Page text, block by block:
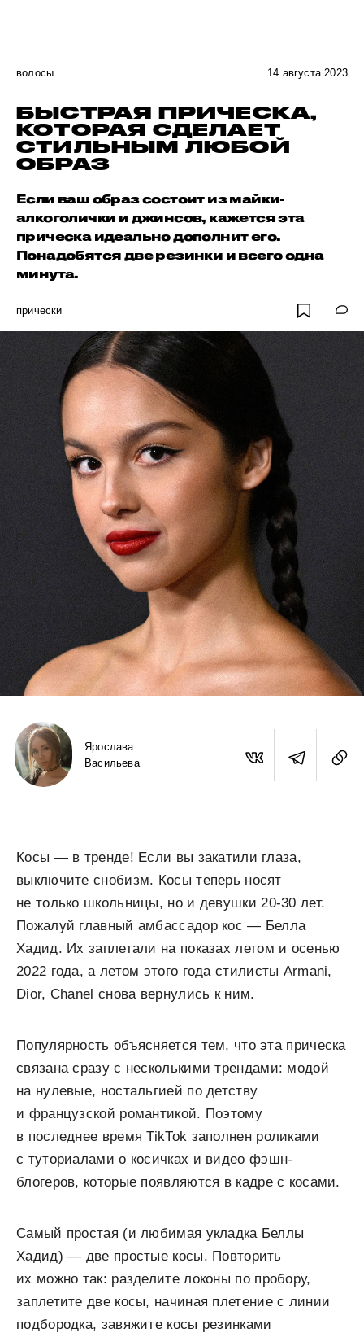
волосы 14 августа 2023
БЫСТРАЯ ПРИЧЕСКА,
КОТОРАЯ СДЕЛАЕТ
СТИЛЬНЫМ ЛЮБОЙ
ОБРАЗ
Если ваш образ состоит из майки-
алкоголички и джинсов, кажется эта
прическа идеально дополнит его.
Понадобятся две резинки и всего одна
минута.
прически
Ярослава
Васильева
Косы — в тренде! Если вы закатили глаза,
выключите снобизм. Косы теперь носят
не только школьницы, но и девушки 20-30 лет.
Пожалуй главный амбассадор кос — Белла
Хадид. Их заплетали на показах летом и осенью
2022 года, а летом этого года стилисты Armani,
Dior, Chanel снова вернулись к ним.
Популярность объясняется тем, что эта прическа
связана сразу с несколькими трендами: модой
на нулевые, ностальгией по детству
и французской романтикой. Поэтому
в последнее время TikTok заполнен роликами
с туториалами о косичках и видео фэшн-
блогеров, которые появляются в кадре с косами.
Самый простая (и любимая укладка Беллы
Хадид) — две простые косы. Повторить
их можно так: разделите локоны по пробору,
заплетите две косы, начиная плетение с линии
подбородка, завяжите косы резинками